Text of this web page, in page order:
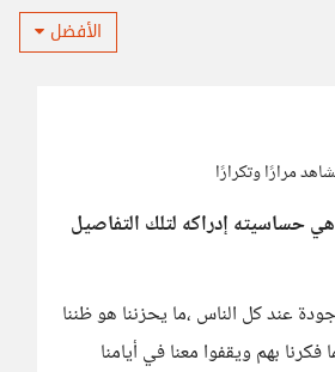
الأفضل
مرارًا وتكرارًا
هي حساسيته إدراكه لتلك التفاصيل
عند كل الناس ،ما يحزننا هو ظننا
بهم ويقفوا معنا في أيامنا